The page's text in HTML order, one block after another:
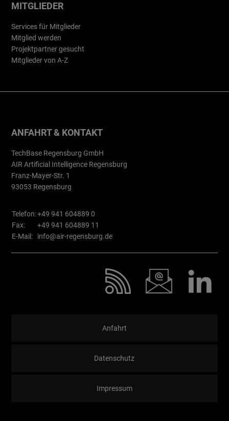
MITGLIEDER
Services für Mitglieder
Mitglied werden
Projektpartner gesucht
Mitglieder von A-Z
ANFAHRT & KONTAKT
TechBase Regensburg GmbH
AIR Artificial Intelligence Regensburg
Franz-Mayer-Str. 1
93053 Regensburg
Telefon:
Fax:
E-Mail:
+49 941 604889 0
+49 941 604889 11
info@air-regensburg.de
Anfahrt
Datenschutz
Impressum